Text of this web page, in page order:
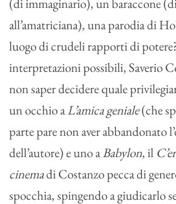
(di immaginario), un baraccone
all’amatriciana), una parodia di
luogo di crudeli rapporti di
interpretazioni possibili, Saverio
non saper decidere quale
un occhio aL’amica geniale(che
parte pare non aver abbandonato
dell’autore) e uno aBabylon, il
cinemadi Costanzo pecca di
spocchia, spingendo a giudicarlo